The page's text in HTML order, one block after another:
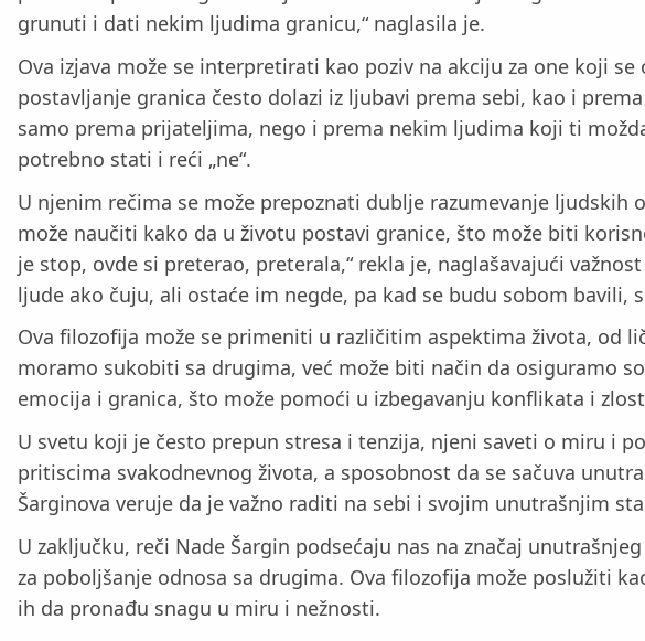
grunuti i dati nekim ljudima granicu,“ naglasila je.
Ova izjava može se interpretirati kao poziv na akciju za one koji
postavljanje granica često dolazi iz ljubavi prema sebi, kao i
samo prema prijateljima, nego i prema nekim ljudima koji ti
potrebno stati i reći „ne“.
U njenim rečima se može prepoznati dublje razumevanje
može naučiti kako da u životu postavi granice, što može biti
je stop, ovde si preterao, preterala,“ rekla je, naglašavajući
ljude ako čuju, ali ostaće im negde, pa kad se budu sobom bavili,
Ova filozofija može se primeniti u različitim aspektima života, od
moramo sukobiti sa drugima, već može biti način da osiguramo
emocija i granica, što može pomoći u izbegavanju konflikata i
U svetu koji je često prepun stresa i tenzija, njeni saveti o miru i
pritiscima svakodnevnog života, a sposobnost da se sačuva
Šarginova veruje da je važno raditi na sebi i svojim unutrašnjim
U zaključku, reči Nade Šargin podsećaju nas na značaj
za poboljšanje odnosa sa drugima. Ova filozofija može poslužiti
ih da pronađu snagu u miru i nežnosti.